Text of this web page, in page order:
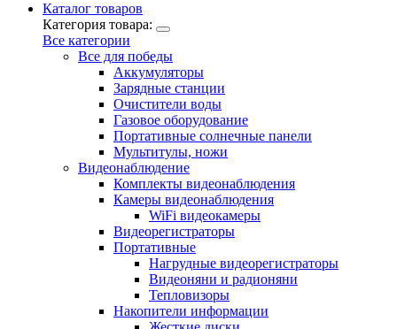
Каталог товаров
Категория товара:
Все категории
Все для победы
Аккумуляторы
Зарядные станции
Очистители воды
Газовое оборудование
Портативные солнечные панели
Мультитулы, ножи
Видеонаблюдение
Комплекты видеонаблюдения
Камеры видеонаблюдения
WiFi видеокамеры
Видеорегистраторы
Портативные
Нагрудные видеорегистраторы
Видеоняни и радионяни
Тепловизоры
Накопители информации